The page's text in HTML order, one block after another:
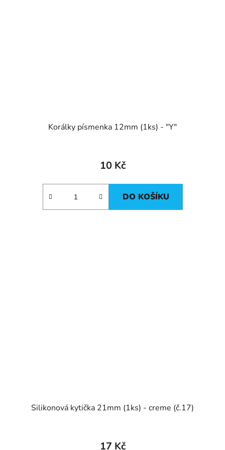
Korálky písmenka 12mm (1ks) - "Y"
10 Kč
DO KOŠÍKU
Silikonová kytička 21mm (1ks) - creme (č.17)
17 Kč